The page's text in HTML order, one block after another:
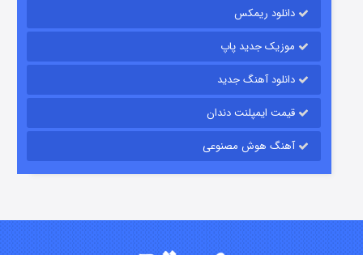
قسمت
قسمت۱۵ (دوبله) منتشر شد
دانلود ریمکس
موزیک جدید پاپ
دانلود آهنگ جدید
قیمت ایمپلنت دندان
آهنگ هوش مصنوعی